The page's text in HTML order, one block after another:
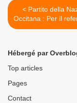
< Partito della Nazione
Occitana : Per il
in Catalogna
Hébergé par
Top articles
Pages
Contact